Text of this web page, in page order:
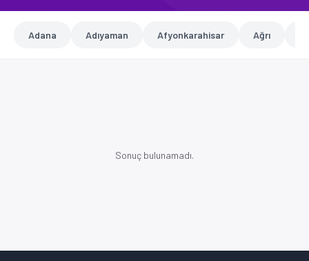
Adana Adıyaman Afyonkarahisar Ağrı
Sonuç bulunamadı.